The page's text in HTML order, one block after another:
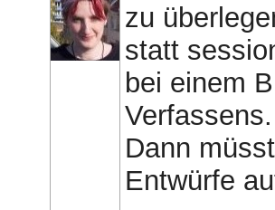
zu
statt
bei einem
Verfassens.
Dann
Entwürfe